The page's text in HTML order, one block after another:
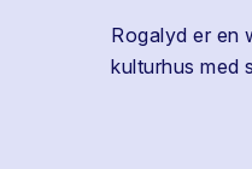
Rogalyd er en
kulturhus med